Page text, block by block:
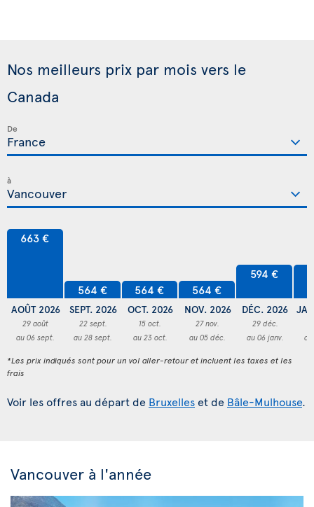
Nos meilleurs prix par mois vers le
Canada
De
à
663 €
AOÛT 2026
29 août
au 06 sept.
564 €
SEPT. 2026
22 sept.
au 28 sept.
564 €
OCT. 2026
15 oct.
au 23 oct.
564 €
NOV. 2026
27 nov.
au 05 déc.
594 €
DÉC. 2026
29 déc.
au 06 janv.
*Les prix indiqués sont pour un vol aller-retour et incluent les taxes et les
frais
Voir les offres au départ de Bruxelles et de Bâle-Mulhouse.
Vancouver à l'année